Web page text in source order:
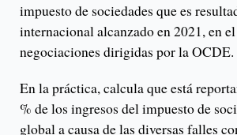
impuesto de sociedades que es
internacional alcanzado en 2021, en
negociaciones dirigidas por la OCDE.
En la práctica, calcula que está
% de los ingresos del impuesto de
global a causa de las diversas falles